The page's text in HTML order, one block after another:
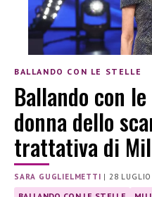
BALLANDO CON LE STELLE
Ballando con
donna dello
trattativa di
SARA GUGLIELMETTI | 28